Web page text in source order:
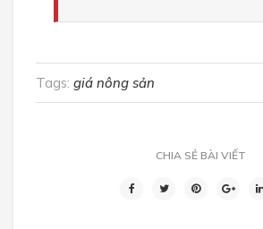
Tags: giá nông sản
CHIA SẺ BÀI VIẾT